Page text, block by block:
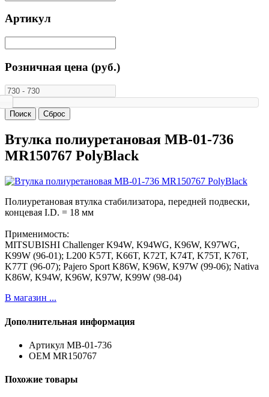
Артикул
Розничная цена (руб.)
Втулка полиуретановая MB-01-736
MR150767 PolyBlack
Полиуретановая втулка стабилизатора, передней подвески,
концевая I.D. = 18 мм
Применимость:
MITSUBISHI Challenger K94W, K94WG, K96W, K97WG,
K99W (96-01); L200 K57T, K66T, K72T, K74T, K75T, K76T,
K77T (96-07); Pajero Sport K86W, K96W, K97W (99-06); Nativa
K86W, K94W, K96W, K97W, K99W (98-04)
В магазин ...
Дополнительная информация
Артикул MB-01-736
ОЕМ MR150767
Похожие товары